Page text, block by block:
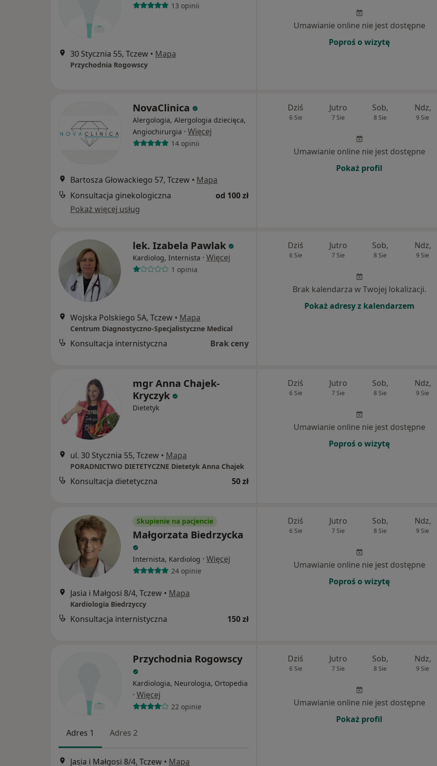
13 opinii
30 Stycznia 55, Tczew • Mapa
Przychodnia Rogowscy
Umawianie online nie jest dostępne
Poproś o wizytę
NovaClinica
Alergologia, Alergologia dziecięca,
Angiochirurgia · Więcej
14 opinii
Bartosza Głowackiego 57, Tczew • Mapa
Konsultacja ginekologiczna
od 100 zł
Pokaż więcej usług
Dziś
6 Sie
Jutro
7 Sie
Sob,
8 Sie
Ndz,
9 Sie
Umawianie online nie jest dostępne
Pokaż profil
lek. Izabela Pawlak
Kardiolog, Internista · Więcej
1 opinia
Wojska Polskiego 5A, Tczew • Mapa
Centrum Diagnostyczno-Specjalistyczne Medical
Konsultacja internistyczna Brak ceny
Dziś
6 Sie
Jutro
7 Sie
Sob,
8 Sie
Ndz,
9 Sie
Brak kalendarza w Twojej lokalizacji.
Pokaż adresy z kalendarzem
mgr Anna Chajek-
Kryczyk
Dietetyk
ul. 30 Stycznia 55, Tczew • Mapa
PORADNICTWO DIETETYCZNE Dietetyk Anna Chajek
Konsultacja dietetyczna 50 zł
Dziś
6 Sie
Jutro
7 Sie
Sob,
8 Sie
Ndz,
9 Sie
Umawianie online nie jest dostępne
Poproś o wizytę
Skupienie na pacjencie
Małgorzata Biedrzycka
Internista, Kardiolog · Więcej
24 opinie
Jasia i Małgosi 8/4, Tczew • Mapa
Kardiologia Biedrzyccy
Konsultacja internistyczna 150 zł
Dziś
6 Sie
Jutro
7 Sie
Sob,
8 Sie
Ndz,
9 Sie
Umawianie online nie jest dostępne
Poproś o wizytę
Przychodnia Rogowscy
Kardiologia, Neurologia, Ortopedia
· Więcej
22 opinie
Adres 1 Adres 2
Jasia i Małgosi 8/4, Tczew • Mapa
Dziś
6 Sie
Jutro
7 Sie
Sob,
8 Sie
Ndz,
9 Sie
Umawianie online nie jest dostępne
Pokaż profil